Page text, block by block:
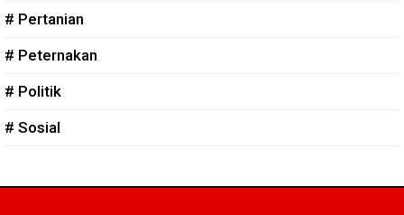
# Pertanian
# Peternakan
# Politik
# Sosial